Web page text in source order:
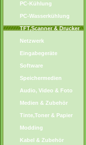
PC-Kühlung
PC-Wasserkühlung
TFT,Scanner & Drucker
Netzwerk
Eingabegeräte
Software
Speichermedien
Audio, Video & Foto
Medien & Zubehör
Tinte,Toner & Papier
Modding
Kabel & Zubehör